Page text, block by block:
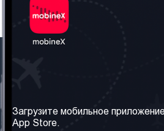
Наши сервисы
Загрузите мобильное
App Store.